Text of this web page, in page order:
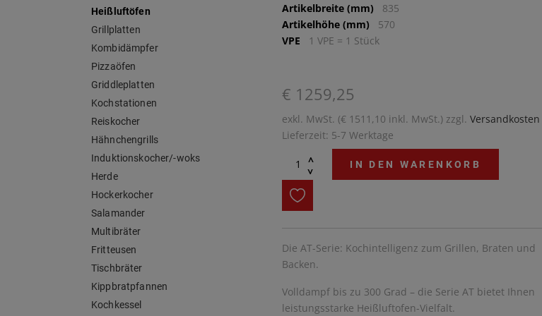
Heißluftöfen
Grillplatten
Kombidämpfer
Pizzaöfen
Griddleplatten
Kochstationen
Reiskocher
Hähnchengrills
Induktionskocher/-woks
Herde
Hockerkocher
Salamander
Multibräter
Fritteusen
Tischbräter
Kippbratpfannen
Kochkessel
Artikelbreite (mm)
835
Artikelhöhe (mm)
570
VPE
1 VPE = 1 Stück
€ 1259,25
exkl. MwSt. (€ 1511,10 inkl. MwSt.) zzgl. Versandkosten
Lieferzeit: 5-7 Werktage
^
^
IN DEN WARENKORB
Die AT-Serie: Kochintelligenz zum Grillen, Braten und
Backen.
Volldampf bis zu 300 Grad – die Serie AT bietet Ihnen
leistungsstarke Heißluftofen-Vielfalt.